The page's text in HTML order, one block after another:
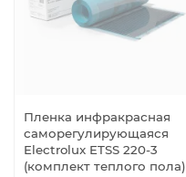
Пленка инфракрасная
саморегулирующаяся
Electrolux ETSS 220-3
(комплект теплого пола)